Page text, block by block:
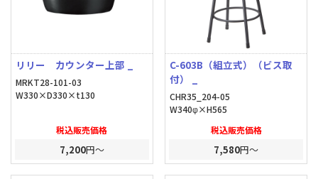
リリー カウンター上部 _
MRKT28-101-03
W330×D330×t130
税込販売価格
7,200円～
C-603B（組立式）（ビス取
付） _
CHR35_204-05
W340φ×H565
税込販売価格
7,580円～